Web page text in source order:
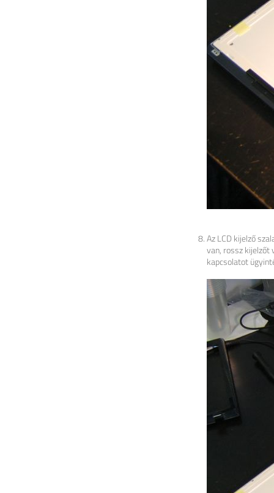
Az LCD kijelző
van, rossz kijelzőt
kapcsolatot